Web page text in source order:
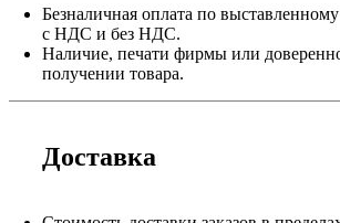
Безналичная оплата по
с НДС и без НДС.
Наличие, печати фирмы или
получении товара.
Доставка